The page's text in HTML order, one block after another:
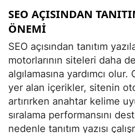
SEO AÇISINDAN
ÖNEMI
SEO açısından tanıtım
motorlarının siteleri daha
algılamasına yardımcı
yer alan içerikler, sitenin
artırırken anahtar kelime
sıralama performansını
nedenle tanıtım yazısı